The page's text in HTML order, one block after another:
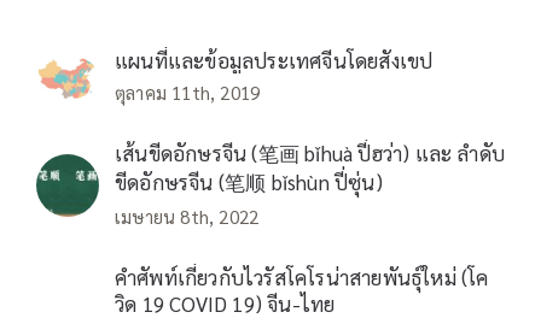
แผนที่และข้อมูลประเทศจีนโดยสังเขป
ตุลาคม 11th, 2019
เส้นขีดอักษรจีน (笔画 bǐhuà ปี่ฮว่า) และ ลำดับ
ขีดอักษรจีน (笔顺 bǐshùn ปี่ซุ่น)
เมษายน 8th, 2022
คำศัพท์เกี่ยวกับไวรัสโคโรน่าสายพันธุ์ใหม่ (โค
วิด 19 COVID 19) จีน-ไทย